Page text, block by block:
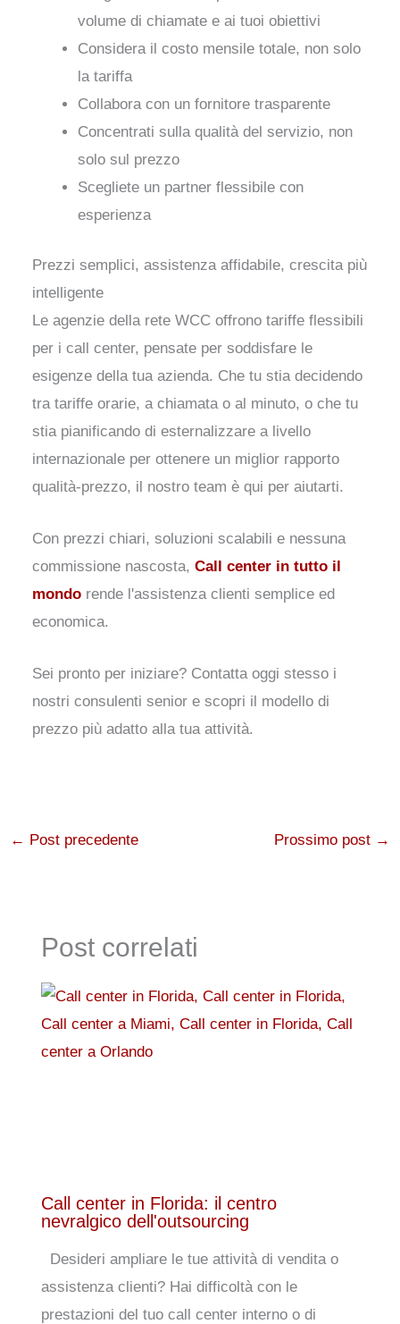
volume di chiamate e ai tuoi obiettivi
Considera il costo mensile totale, non solo
la tariffa
Collabora con un fornitore trasparente
Concentrati sulla qualità del servizio, non
solo sul prezzo
Scegliete un partner flessibile con
esperienza
Prezzi semplici, assistenza affidabile, crescita più
intelligente
Le agenzie della rete WCC offrono tariffe flessibili
per i call center, pensate per soddisfare le
esigenze della tua azienda. Che tu stia decidendo
tra tariffe orarie, a chiamata o al minuto, o che tu
stia pianificando di esternalizzare a livello
internazionale per ottenere un miglior rapporto
qualità-prezzo, il nostro team è qui per aiutarti.
Con prezzi chiari, soluzioni scalabili e nessuna
commissione nascosta,Call center in tutto il
mondo rende l'assistenza clienti semplice ed
economica.
Sei pronto per iniziare? Contatta oggi stesso i
nostri consulenti senior e scopri il modello di
prezzo più adatto alla tua attività.
← Post precedente Prossimo post →
Post correlati
Call center in Florida: il centro
nevralgico dell'outsourcing
Desideri ampliare le tue attività di vendita o
assistenza clienti? Hai difficoltà con le
prestazioni del tuo call center interno o di